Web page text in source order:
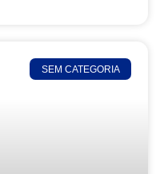
SEM CATEGORIA